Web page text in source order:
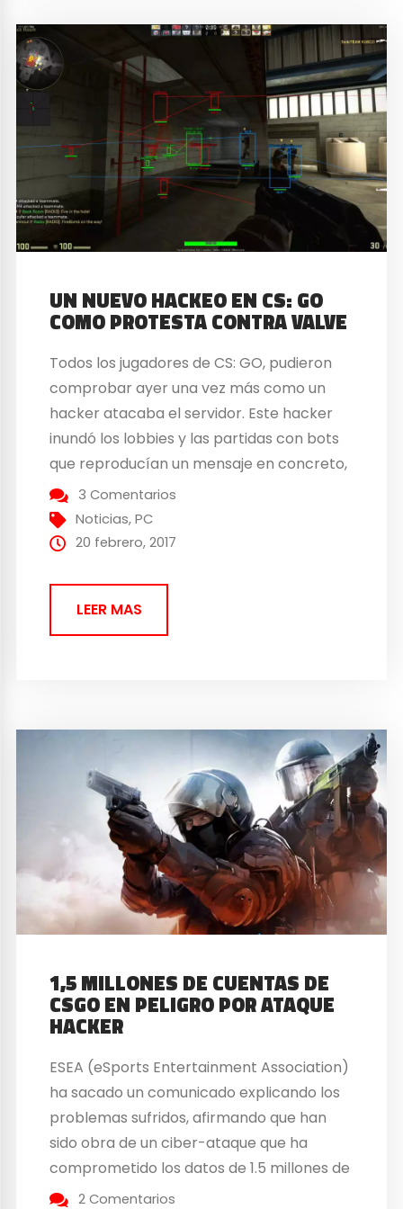
UN NUEVO HACKEO EN CS: GO
COMO PROTESTA CONTRA VALVE
Todos los jugadores de CS: GO, pudieron
comprobar ayer una vez más como un
hacker atacaba el servidor. Este hacker
inundó los lobbies y las partidas con bots
que reproducían un mensaje en concreto,
y no podían ser expulsados de los duelos.
Este usuario en concreto lo puso en
marcha porque dice que está harto...
3 Comentarios
Noticias,PC
20 febrero, 2017
LEER MAS
1,5 MILLONES DE CUENTAS DE
CSGO EN PELIGRO POR ATAQUE
HACKER
ESEA (eSports Entertainment Association)
ha sacado un comunicado explicando los
problemas sufridos, afirmando que han
sido obra de un ciber-ataque que ha
comprometido los datos de 1.5 millones de
usuarios. Los datos de 1.5 millones de
2 Comentarios